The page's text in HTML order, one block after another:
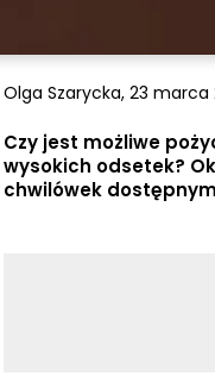
Olga Szarycka, 23 marca
Czy jest możliwe
wysokich odsetek?
chwilówek